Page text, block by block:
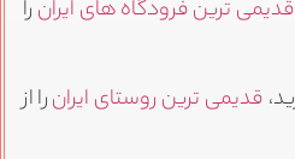
قدیمی ترین فرودگاه های ایرانرا
قدیمی ترین روستای ایرانرا از